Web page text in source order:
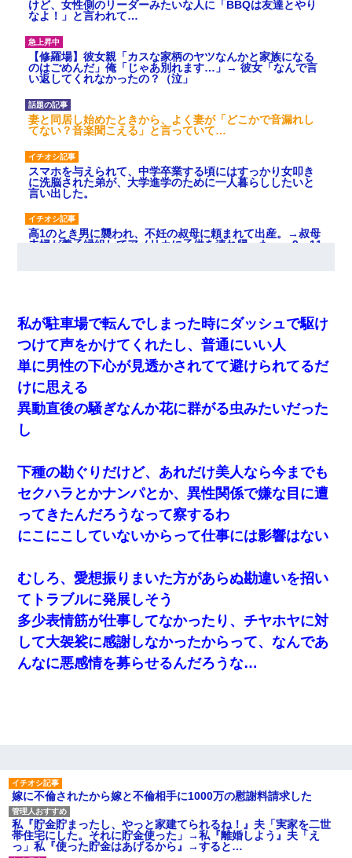
けど、女性側のリーダーみたいな人に「BBQは友達とやり
なよ！」と言われて…
【修羅場】彼女親「カスな家柄のヤツなんかと家族になる
のはごめんだ」俺「じゃあ別れます…」→ 彼女「なんで言
い返してくれなかったの？（泣」
妻と同居し始めたときから、よく妻が「どこかで音漏れし
てない？音楽聞こえる」と言っていて…
スマホを与えられて、中学卒業する頃にはすっかり女叩き
に洗脳された弟が、大学進学のために一人暮らししたいと
言い出した。
高1のとき男に襲われ、不妊の叔母に頼まれて出産。→叔母
夫婦が養子縁組してアメリカに子供を連れ帰った。→9・11
近所のお寺に住み込みで手伝いしてる知的障害のオッサン
がいた。ある日、オッサンが火かき棒を持って顔を真っ赤
にしながら走り回っていて…
ワイアラサー主婦、昨晩久しぶりに夫と致した結果ｗｗｗ
３２歳俺「ずっと好きでした！！付き合って下さい！」
２５歳彼女「うん！！絶対幸せになろうね！！！！」
→ ７年後ｗｗｗｗｗ
【不幸な結婚式】新郎親族「ブスのくせにドレスなんか着
ちゃってさ～ほんと恥ずかしいわよね～（大声」新郎両親
「！！！（土下座」→ 結果・・・
義兄嫁「娘が大学に入ったら下宿させて」私「しつこい、
学校斡旋のアパートに行け」→ 旦那が義兄に通報したら
「志望校を変えろ！」とキレて・・・
【衝撃】職場に入って来た綺麗な新人さんに職場を案内す
ることに → 新人「ドンッ！」私「！？」→ 突然、突き飛
ばされて左手の甲を踏みつけられて…
事前連絡無しは無理」上司「いいから付けろ！」→
我が家のガレージに見知らぬ車。俺「もしもし、玄関にも
シャッターリモコンあるだろ？DOWNのボタン押してｗ」
→ 待つこと１時間弱・・・
私が駐車場で転んでしまった時にダッシュで駆け
つけて声をかけてくれたし、普通にいい人
単に男性の下心が見透かされてて避けられてるだ
けに思える
異動直後の騒ぎなんか花に群がる虫みたいだった
し
下種の勘ぐりだけど、あれだけ美人なら今までも
セクハラとかナンパとか、異性関係で嫌な目に遭
ってきたんだろうなって察するわ
にこにこしていないからって仕事には影響はない
むしろ、愛想振りまいた方があらぬ勘違いを招い
てトラブルに発展しそう
多少表情筋が仕事してなかったり、チヤホヤに対
して大袈裟に感謝しなかったからって、なんであ
んなに悪感情を募らせるんだろうな…
嫁に不倫されたから嫁と不倫相手に1000万の慰謝料請求した
私『貯金貯まったし、やっと家建てられるね！』夫「実家を二世
帯住宅にした。それに貯金使った」→私『離婚しよう』夫「え
っ」私『使った貯金はあげるから』→すると…